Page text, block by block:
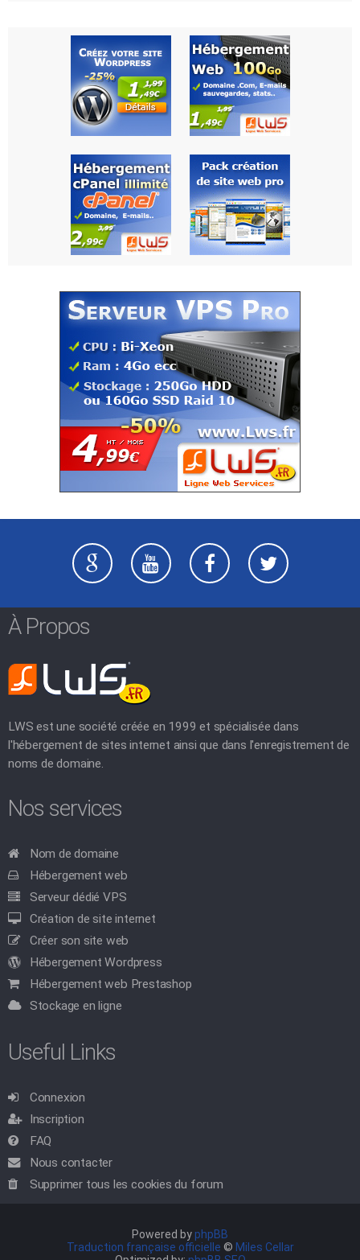
À Propos
LWS est une société créée en 1999 et spécialisée dans
l'hébergement de sites internet ainsi que dans l'enregistrement de
noms de domaine.
Nos services
Nom de domaine
Hébergement web
Serveur dédié VPS
Création de site internet
Créer son site web
Hébergement Wordpress
Hébergement web Prestashop
Stockage en ligne
Useful Links
Connexion
Inscription
FAQ
Nous contacter
Supprimer tous les cookies du forum
Powered byphpBB
Traduction française officielle © Miles Cellar